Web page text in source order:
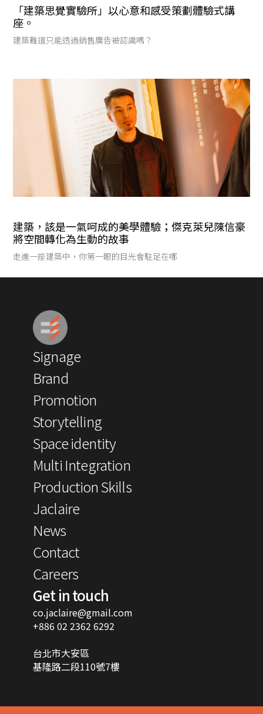
「建築思覺實驗所」以心意和感受策劃體驗式講
座。
建築難道只能透過銷售廣告被認識嗎？​ ​
建築，該是一氣呵成的美學體驗；傑克萊兒陳信豪
將空間轉化為生動的故事
走進一座建築中，你第一眼的目光會駐足在哪
Signage
Brand
Promotion
Storytelling
Space identity
Multi Integration
Production Skills
Jaclaire
News
Contact
Careers
Get in touch
co.jaclaire@gmail.com
+886 02 2362 6292
台北市大安區
基隆路二段110號7樓